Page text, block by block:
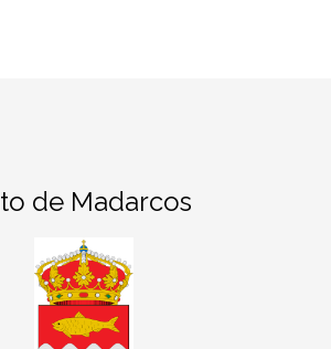
de Madarcos